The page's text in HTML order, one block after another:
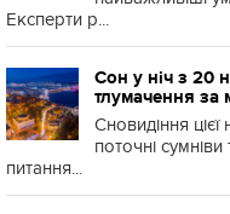
Експерти р...
Сон у ніч з 20
тлумачення за
Сновидіння
поточні
питання...